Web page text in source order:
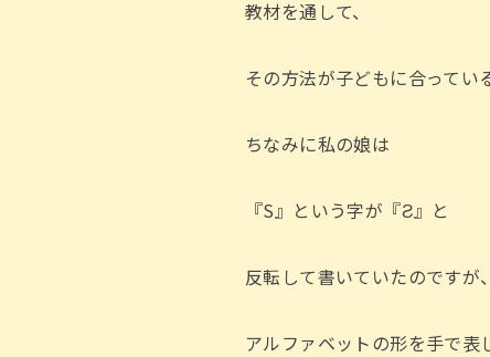
教材を通して、
その方法が子どもに合ってい
ちなみに私の娘は
『S』という字が『Ƨ』と
反転して書いていたのですが、
アルファベットの形を手で表